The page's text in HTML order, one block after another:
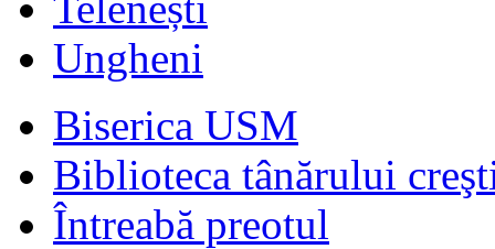
Ungheni
Biserica USM
Biblioteca tânărului
Întreabă preotul